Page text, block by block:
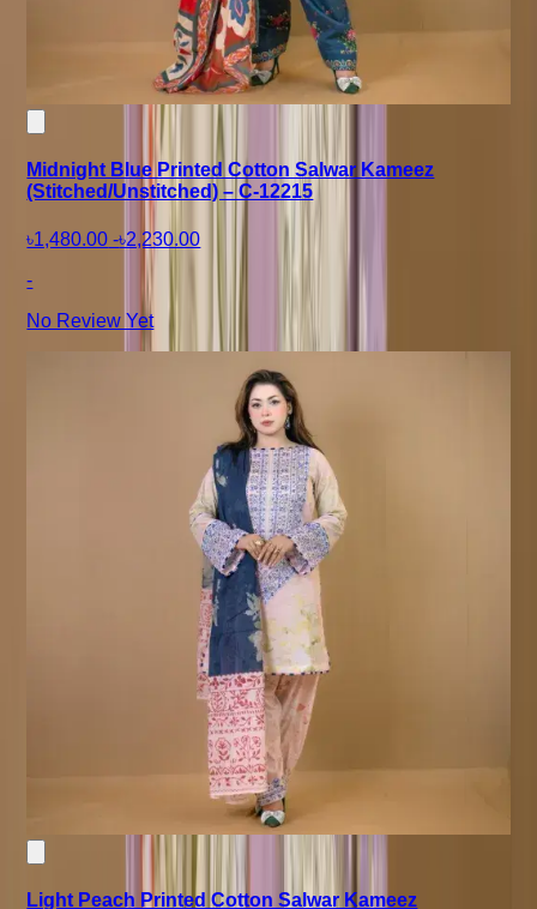
Midnight Blue Printed Cotton Salwar Kameez
(Stitched/Unstitched) – C-12215
৳1,480.00 -৳2,230.00
-
No Review Yet
Light Peach Printed Cotton Salwar Kameez